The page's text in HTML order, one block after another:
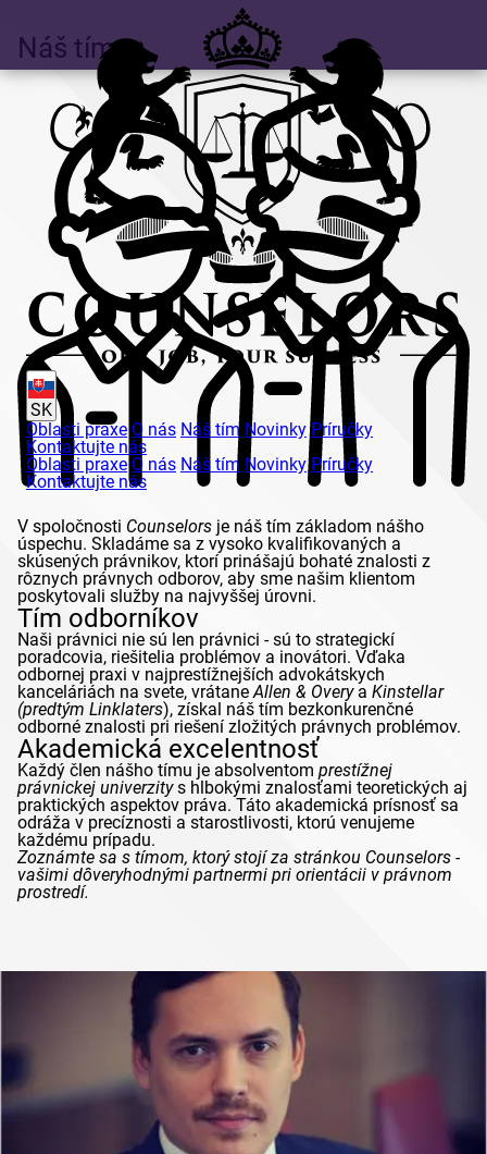
SK
Oblasti praxe O nás Náš tím Novinky Príručky
Kontaktujte nás
Oblasti praxe O nás Náš tím Novinky Príručky
Kontaktujte nás
Náš tím
V spoločnosti Counselors je náš tím základom nášho
úspechu. Skladáme sa z vysoko kvalifikovaných a
skúsených právnikov, ktorí prinášajú bohaté znalosti z
rôznych právnych odborov, aby sme našim klientom
poskytovali služby na najvyššej úrovni.
Tím odborníkov
Naši právnici nie sú len právnici - sú to strategickí
poradcovia, riešitelia problémov a inovátori. Vďaka
odbornej praxi v najprestížnejších advokátskych
kanceláriách na svete, vrátaneAllen & Overya Kinstellar
(predtým Linklaters), získal náš tím bezkonkurenčné
odborné znalosti pri riešení zložitých právnych problémov.
Akademická excelentnosť
Každý člen nášho tímu je absolventom prestížnej
právnickej univerzitys hlbokými znalosťami teoretických aj
praktických aspektov práva. Táto akademická prísnosť sa
odráža v precíznosti a starostlivosti, ktorú venujeme
každému prípadu.
Zoznámte sa s tímom, ktorý stojí za stránkou Counselors -
vašimi dôveryhodnými partnermi pri orientácii v právnom
prostredí.